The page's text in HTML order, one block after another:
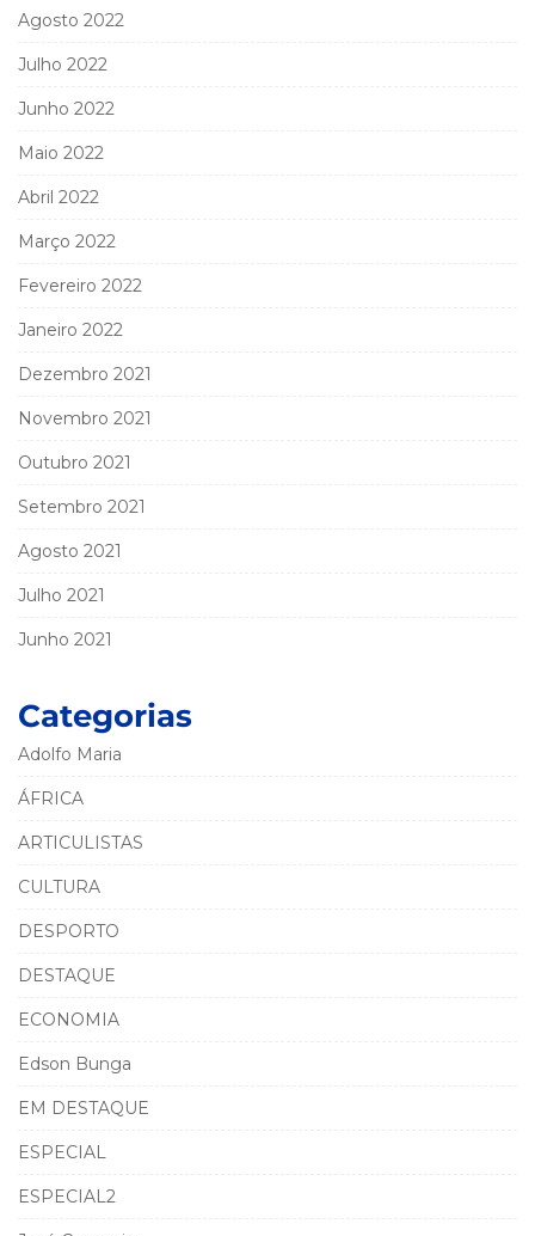
Agosto 2022
Julho 2022
Junho 2022
Maio 2022
Abril 2022
Março 2022
Fevereiro 2022
Janeiro 2022
Dezembro 2021
Novembro 2021
Outubro 2021
Setembro 2021
Agosto 2021
Julho 2021
Junho 2021
Categorias
Adolfo Maria
ÁFRICA
ARTICULISTAS
CULTURA
DESPORTO
DESTAQUE
ECONOMIA
Edson Bunga
EM DESTAQUE
ESPECIAL
ESPECIAL2